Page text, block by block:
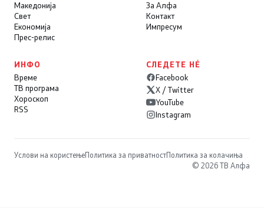
Македонија
Свет
Економија
Прес-релис
За Алфа
Контакт
Импресум
ИНФО
Време
ТВ програма
Хороскоп
RSS
СЛЕДЕТЕ НÉ
Facebook
X / Twitter
YouTube
Instagram
Услови на користењеПолитика за приватностПолитика за колачиња
© 2026 ТВ Алфа